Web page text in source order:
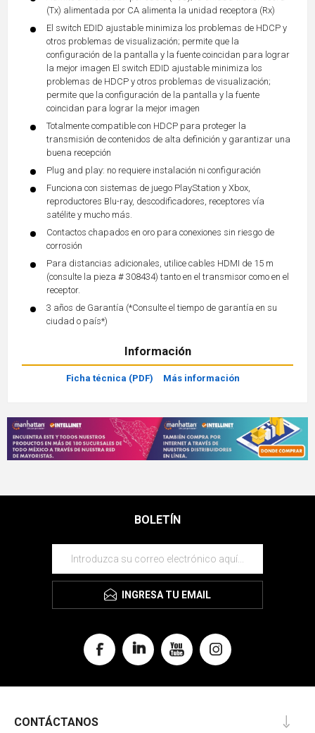
(Tx) alimentada por CA alimenta la unidad receptora (Rx)
El switch EDID ajustable minimiza los problemas de HDCP y
otros problemas de visualización; permite que la
configuración de la pantalla y la fuente coincidan para lograr
la mejor imagen El switch EDID ajustable minimiza los
problemas de HDCP y otros problemas de visualización;
permite que la configuración de la pantalla y la fuente
coincidan para lograr la mejor imagen
Totalmente compatible con HDCP para proteger la
transmisión de contenidos de alta definición y garantizar una
buena recepción
Plug and play: no requiere instalación ni configuración
Funciona con sistemas de juego PlayStation y Xbox,
reproductores Blu-ray, descodificadores, receptores vía
satélite y mucho más.
Contactos chapados en oro para conexiones sin riesgo de
corrosión
Para distancias adicionales, utilice cables HDMI de 15 m
(consulte la pieza # 308434) tanto en el transmisor como en el
receptor.
3 años de Garantía (*Consulte el tiempo de garantía en su
ciudad o país*)
Información
Ficha técnica (PDF) Más información
BOLETÍN
INGRESA TU EMAIL
CONTÁCTANOS